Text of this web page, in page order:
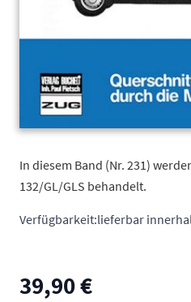
In diesem Band (Nr. 231)
132/GL/GLS behandelt.
Verfügbarkeit:lieferbar
39,90 €